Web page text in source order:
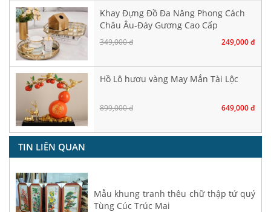
Khay Đựng Đồ Đa Năng Phong Cách
Châu Âu-Đáy Gương Cao Cấp
349,000 đ 249,000 đ
Hồ Lô hươu vàng May Mắn Tài Lộc
899,000 đ 649,000 đ
TIN LIÊN QUAN
Mẫu khung tranh thêu chữ thập tứ quý
Tùng Cúc Trúc Mai